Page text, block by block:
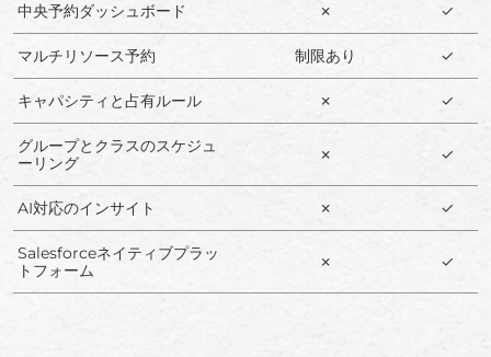
中央予約ダッシュボード ✗ ✓
マルチリソース予約 制限あり ✓
キャパシティと占有ルール ✗ ✓
グループとクラスのスケジュ
ーリング
✗ ✓
AI対応のインサイト ✗ ✓
Salesforceネイティブプラッ
トフォーム
✗ ✓